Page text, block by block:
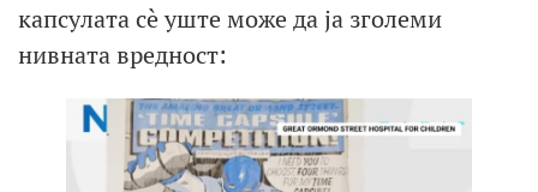
капсулата сè уште може да ја зголеми
нивната вредност: